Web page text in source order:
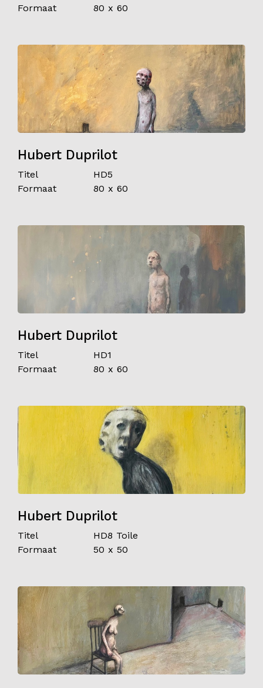
Formaat
80 x 60
Hubert Duprilot
Titel
HD5
Formaat
80 x 60
Hubert Duprilot
Titel
HD1
Formaat
80 x 60
Hubert Duprilot
Titel
HD8 Toile
Formaat
50 x 50